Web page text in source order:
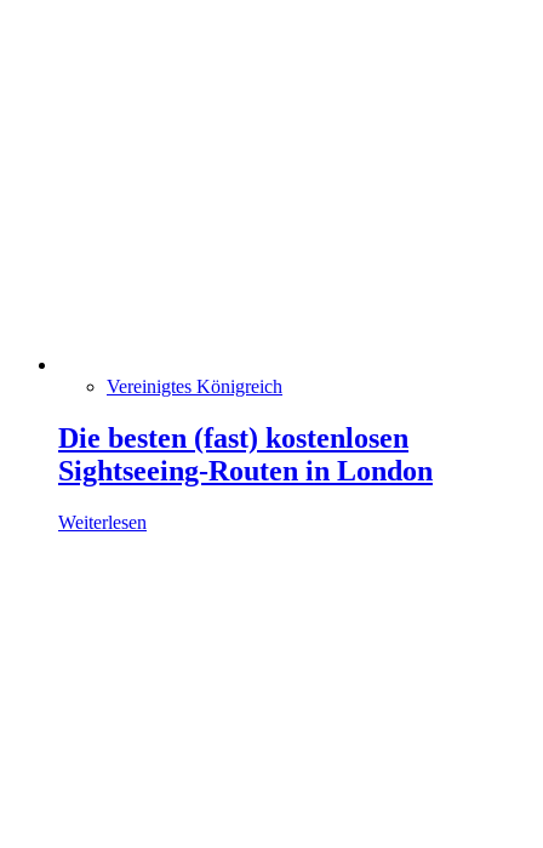
Vereinigtes Königreich
Die besten (fast) kostenlosen
Sightseeing-Routen in London
Weiterlesen